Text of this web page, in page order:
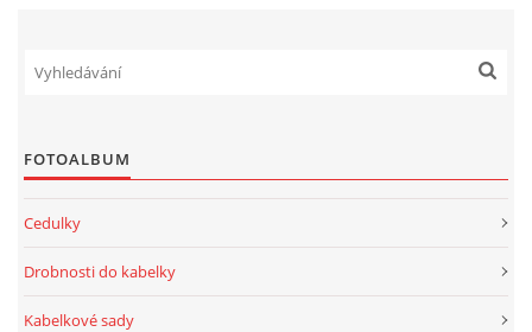
FOTOALBUM
Cedulky
Drobnosti do kabelky
Kabelkové sady